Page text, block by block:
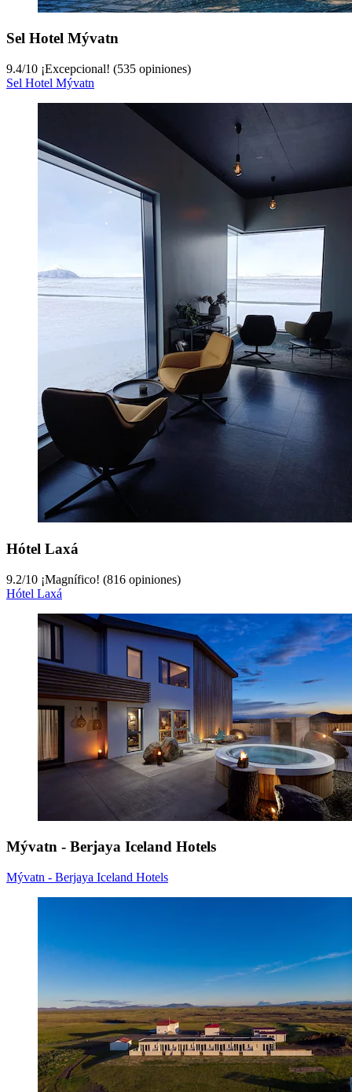
Sel Hotel Mývatn
9.4/10 ¡Excepcional! (535 opiniones)
Sel Hotel Mývatn
Hótel Laxá
9.2/10 ¡Magnífico! (816 opiniones)
Hótel Laxá
Mývatn - Berjaya Iceland Hotels
Mývatn - Berjaya Iceland Hotels